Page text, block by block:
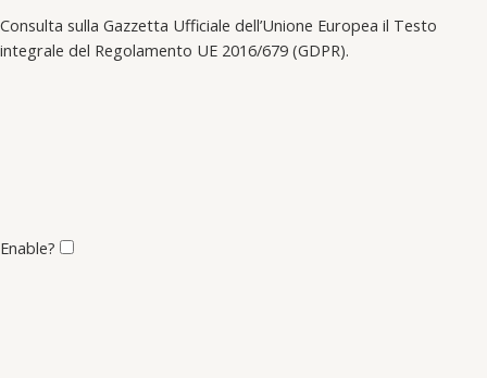
Consulta sulla Gazzetta Ufficiale dell’Unione Europea il Testo
integrale del Regolamento UE 2016/679 (GDPR).
Enable?